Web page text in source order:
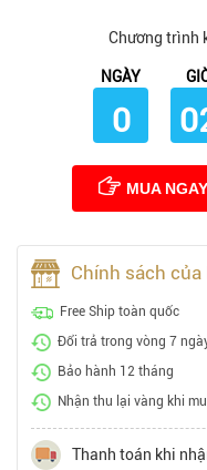
Chương trình
NGÀY
0
MUA NGAY
Chính sách của
Free Ship toàn quốc
Đổi trả trong vòng 7
Bảo hành 12 tháng
Nhận thu lại vàng khi
Thanh toán khi